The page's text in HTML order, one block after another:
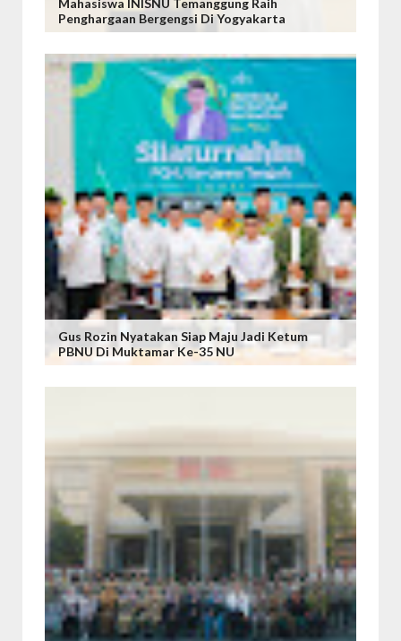
Mahasiswa INISNU Temanggung Raih
Penghargaan Bergengsi Di Yogyakarta
Gus Rozin Nyatakan Siap Maju Jadi Ketum
PBNU Di Muktamar Ke-35 NU